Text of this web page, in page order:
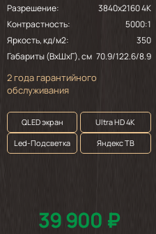
Разрешение:
3840x2160 4K
Контрастность:
5000:1
Яркость, кд/м2:
350
Габариты (ВхШхГ), см 70.9/122.6/8.9
2 года гарантийного
обслуживания
QLED экран
Ultra HD 4K
Led-Подсветка
Яндекс ТВ
39 900 ₽